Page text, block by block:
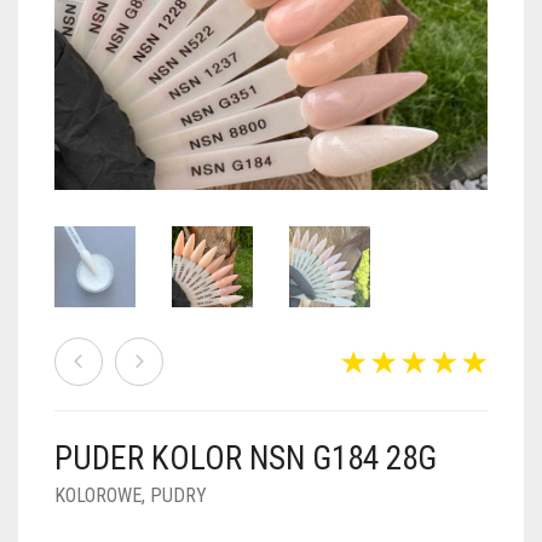
PUDRY BROKATOWE
PUDRY Z DROBINKAMI
PUDRY KOLOR PUR
PUDRY BUDUJĄCE
PUDRY DO FRENCH
PUDRY GALAXY
PUDRY SPARKLE
PUDRY TERMICZNE
PUDRY ŚWIECĄCE
FOIL DIP
KOSZYK
PUDER KOLOR NSN G184 28G
KOLOROWE, PUDRY